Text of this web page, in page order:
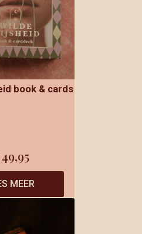
book & cards
49,95
MEER